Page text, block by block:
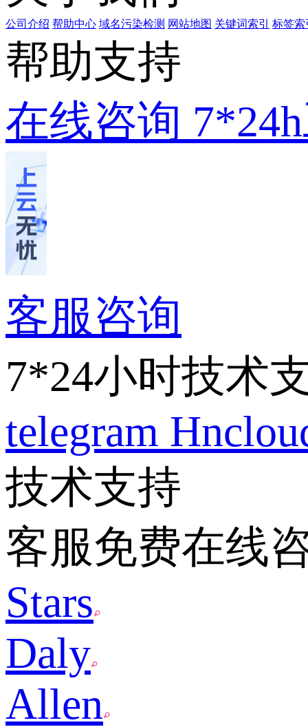
公司介绍 帮助中心 域名污染检测 网站地图 关键词索引 标签索
帮助支持
在线咨询
客服咨询
7*24小时技术
telegram
技术支持
客服免费在线
Stars
Daly
Allen